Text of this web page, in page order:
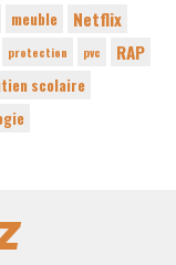
meuble
Netflix
protection pvc RAP
scolaire